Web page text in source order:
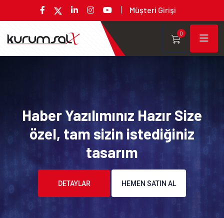
Müşteri Girişi
0
Haber Yazılımınız Hazır Size
özel, tam sizin istediğiniz
tasarım
DETAYLAR HEMEN SATIN AL